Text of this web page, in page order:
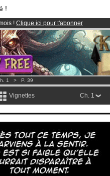
!
! Clique ici pour t'abonner
1 > P. 39
Vignettes Ch. 1